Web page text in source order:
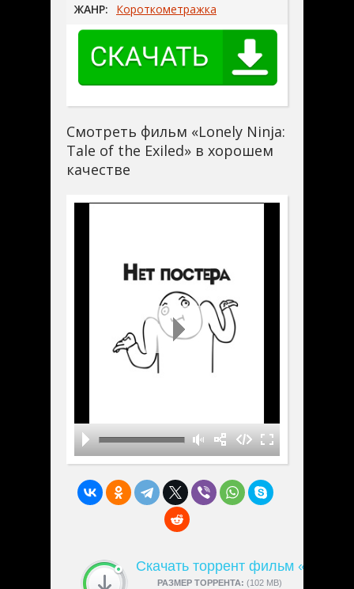
ЖАНР: Короткометражка
Смотреть фильм «Lonely Ninja:
Tale of the Exiled» в хорошем
качестве
Скачать торрент фильм «Lonely
РАЗМЕР ТОРРЕНТА: (102 MB)
СКАЧАЛИ:4189